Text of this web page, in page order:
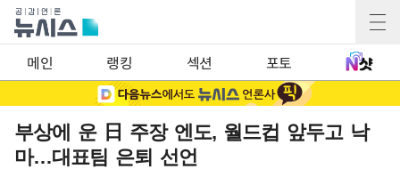
메인 랭킹 섹션 포토
부상에 운 日 주장 엔도, 월드컵 앞두고 낙
마…대표팀 은퇴 선언